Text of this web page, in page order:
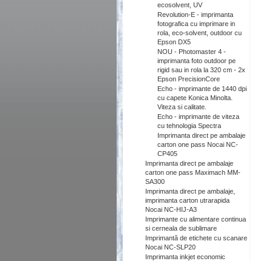
ecosolvent, UV
Revolution-E - imprimanta
fotografica cu imprimare in
rola, eco-solvent, outdoor cu
Epson DX5
NOU - Photomaster 4 -
imprimanta foto outdoor pe
rigid sau in rola la 320 cm - 2x
Epson PrecisionCore
Echo - imprimante de 1440 dpi
cu capete Konica Minolta.
Viteza si calitate.
Echo - imprimante de viteza
cu tehnologia Spectra
Imprimanta direct pe ambalaje
carton one pass Nocai NC-
CP405
Imprimanta direct pe ambalaje
carton one pass Maximach MM-
SA300
Imprimanta direct pe ambalaje,
imprimanta carton utrarapida
Nocai NC-HIJ-A3
Imprimante cu alimentare continua
si cerneala de sublimare
Imprimantă de etichete cu scanare
Nocai NC-SLP20
Imprimanta inkjet economic